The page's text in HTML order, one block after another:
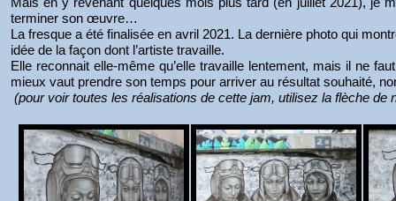
terminer son œuvre…
La fresque a été finalisée en avril 2021. La dernière photo qui
idée de la façon dont l’artiste travaille.
Elle reconnait elle-même qu’elle travaille lentement, mais il ne
mieux vaut prendre son temps pour arriver au résultat souhaité,
(pour voir toutes les réalisations de cette jam, utilisez la flèche de